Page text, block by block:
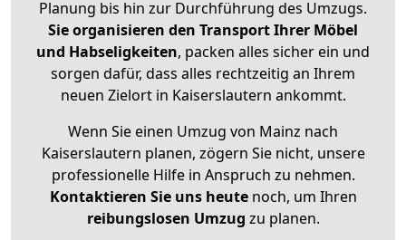
Planung bis hin zur Durchführung des Umzugs.
Sie organisieren den Transport Ihrer Möbel
und Habseligkeiten, packen alles sicher ein und
sorgen dafür, dass alles rechtzeitig an Ihrem
neuen Zielort in Kaiserslautern ankommt.
Wenn Sie einen Umzug von Mainz nach
Kaiserslautern planen, zögern Sie nicht, unsere
professionelle Hilfe in Anspruch zu nehmen.
Kontaktieren Sie uns heutenoch, um Ihren
reibungslosen Umzug zu planen.